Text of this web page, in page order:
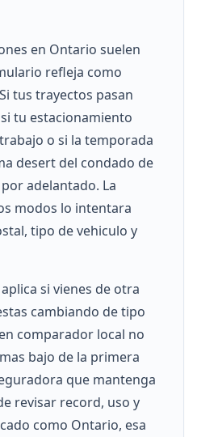
en Ontario suelen
refleja como
tus trayectos pasan
tu estacionamiento
o si la temporada
desert del condado de
adelantado. La
modos lo intentara
tipo de vehiculo y
si vienes de otra
cambiando de tipo
comparador local no
bajo de la primera
que mantenga
revisar record, uso y
como Ontario, esa